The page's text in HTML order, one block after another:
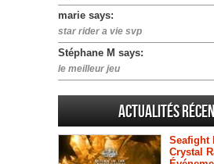
marie says:
star rider a vie svp
Stéphane M says:
le meilleur jeu
Actualités
Seafight
Crystal